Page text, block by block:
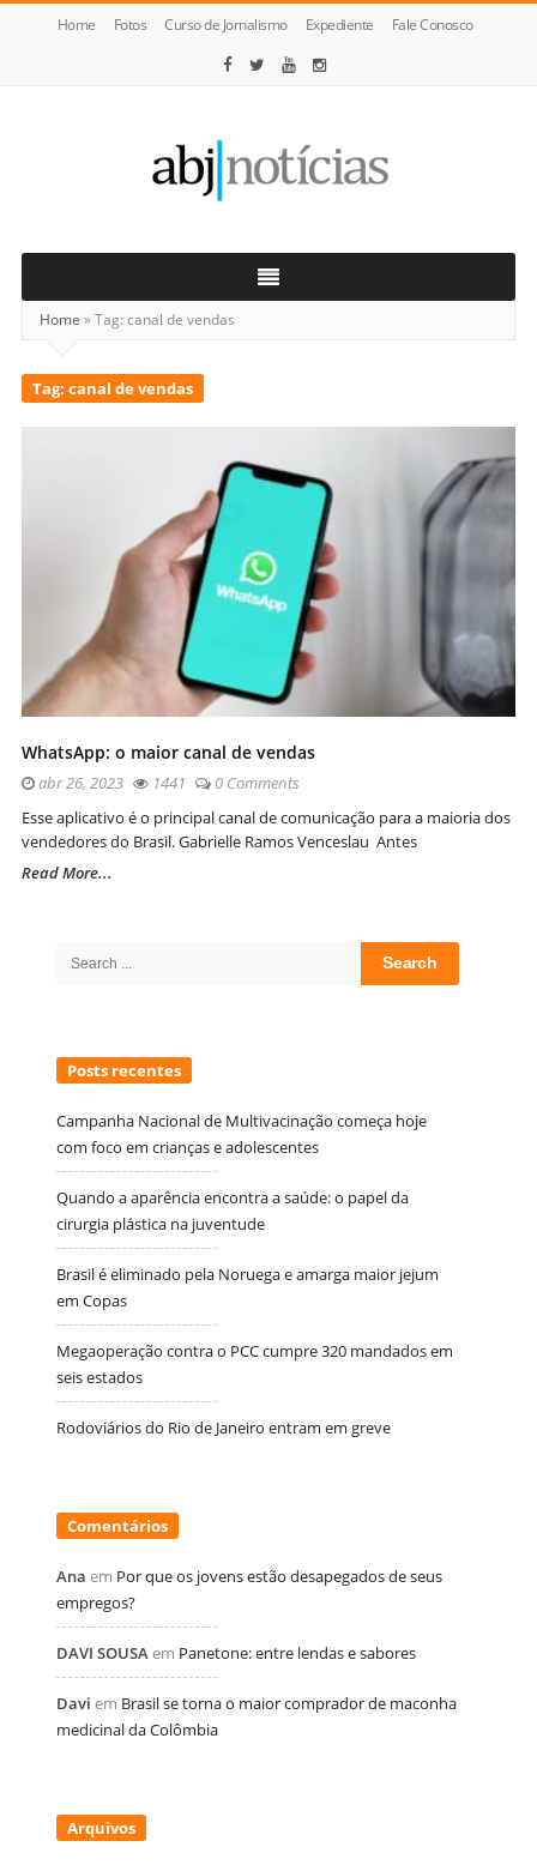
Home Fotos Curso de Jornalismo Expediente Fale Conosco
Notícias
Home »Tag: canal de vendas
Tag: canal de vendas
WhatsApp: o maior canal de vendas
abr 26, 2023 1441
0 Comments
Esse aplicativo é o principal canal de comunicação para a maioria dos
vendedores do Brasil. Gabrielle Ramos Venceslau Antes
Read More...
Posts recentes
Campanha Nacional de Multivacinação começa hoje
com foco em crianças e adolescentes
Quando a aparência encontra a saúde: o papel da
cirurgia plástica na juventude
Brasil é eliminado pela Noruega e amarga maior jejum
em Copas
Megaoperação contra o PCC cumpre 320 mandados em
seis estados
Rodoviários do Rio de Janeiro entram em greve
Comentários
Ana em Por que os jovens estão desapegados de seus
empregos?
DAVI SOUSA em Panetone: entre lendas e sabores
Davi em Brasil se torna o maior comprador de maconha
medicinal da Colômbia
Arquivos